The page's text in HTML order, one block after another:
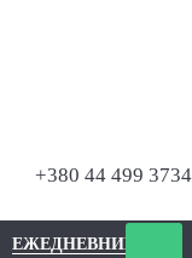
+380 44 499 3734
ЕЖЕДНЕВНИКИ